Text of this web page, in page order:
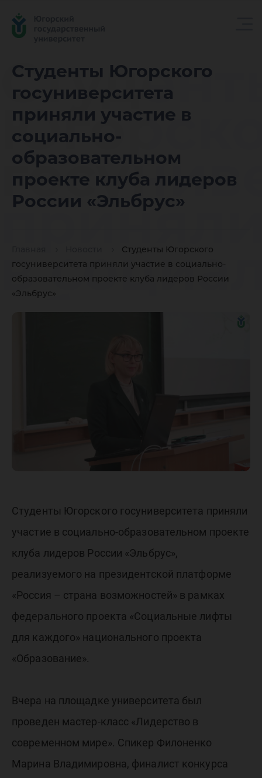
Студенты Югорского
госуниверситета
приняли участие в
социально-
образовательном
проекте клуба лидеров
России «Эльбрус»
Студенты Югорского
госуниверситета приняли участие в социально-
образовательном проекте клуба лидеров России
«Эльбрус»
в
Студенты Югорского госуниверситета приняли
участие в социально-образовательном проекте
клуба лидеров России «Эльбрус»,
реализуемого на президентской платформе
«Россия – страна возможностей» в рамках
федерального проекта «Социальные лифты
для каждого» национального проекта
«Образование».
Вчера на площадке университета был
проведен мастер-класс «Лидерство в
современном мире». Спикер Филоненко
Марина Владимировна, финалист конкурса